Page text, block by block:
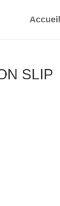
Accueil
SLIP